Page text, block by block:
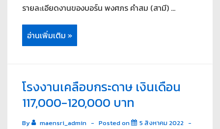
รายละเอียดงานของบอร์น พงศภร คำสม (สามี) …
อ่านเพิ่มเติม »
โรงงานเคลือบกระดาษ เงินเดือน
117,000-120,000 บาท
By maensri_admin Posted on
5 สิงหาคม 2022